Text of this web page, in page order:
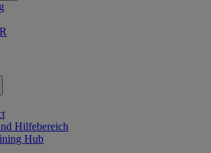
Hilfebereich
Hub